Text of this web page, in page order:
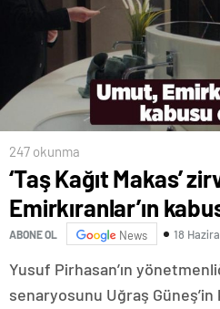
247 okunma
‘Taş Kağıt Makas’
Emirkıranlar’ın
ABONE OL News 18
Yusuf Pirhasan’ın
senaryosunu Uğraş Güneş’in